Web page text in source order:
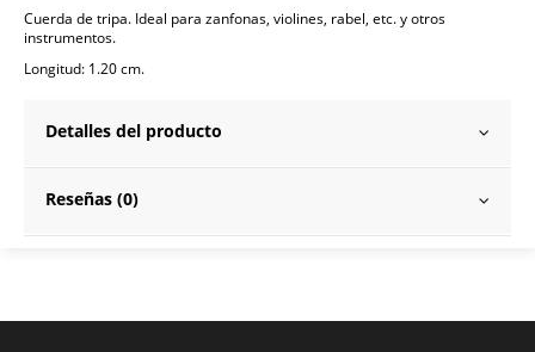
Cuerda de tripa. Ideal para zanfonas, violines, rabel, etc. y otros
instrumentos.
Longitud: 1.20 cm.
Detalles del producto
Reseñas (0)